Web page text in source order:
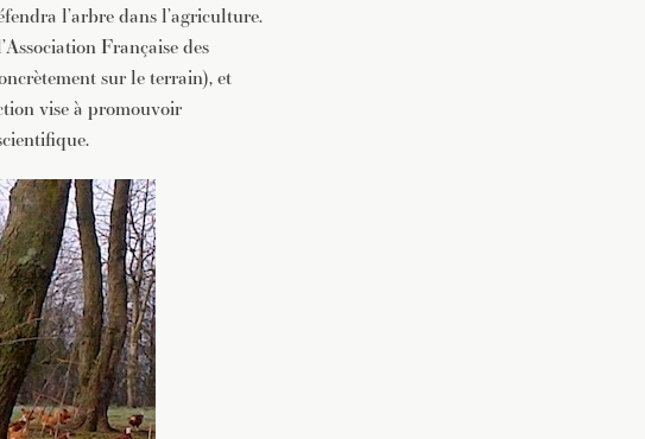
l’arbre dans l’agriculture.
Française des
sur le terrain), et
vise à promouvoir